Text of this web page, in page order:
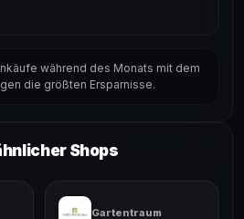
während des Monats mit dem
die größten Ersparnisse.
Shops
Gartentraum